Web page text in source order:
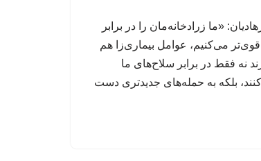
«ما زرادخانه‌مان را در برابر
قوی‌تر می‌کنیم، عوامل‌ بیماری‌زا هم
نه فقط در برابر سلاح‌های ما
بلکه به حمله‌های جدیدتری دست